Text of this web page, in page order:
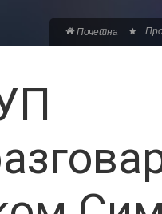
Почетна